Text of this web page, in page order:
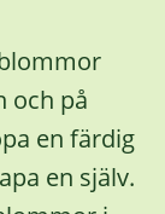
och på
en färdig
en själv.